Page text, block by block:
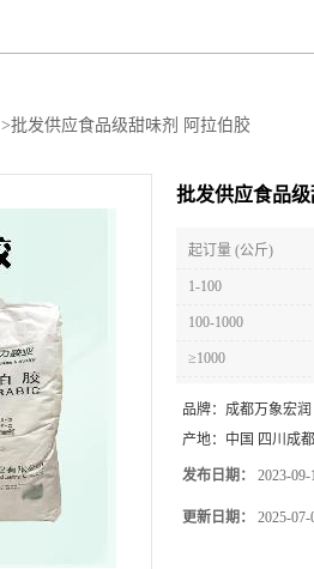
>批发供应食品级甜味剂 阿拉伯胶
批发供应食品
起订量 (公斤)
1-100
100-1000
≥1000
品牌： 成都万象宏润
产地： 中国 四川成都
发布日期： 2023-09-
更新日期： 2025-07-